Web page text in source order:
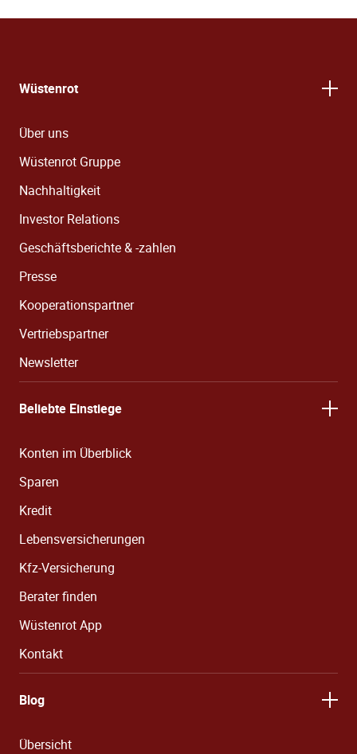
Wüstenrot
Über uns
Wüstenrot Gruppe
Nachhaltigkeit
Investor Relations
Geschäftsberichte & -zahlen
Presse
Kooperationspartner
Vertriebspartner
Newsletter
Beliebte Einstiege
Konten im Überblick
Sparen
Kredit
Lebensversicherungen
Kfz-Versicherung
Berater finden
Wüstenrot App
Kontakt
Blog
Übersicht